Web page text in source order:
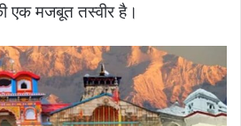
एक मजबूत तस्वीर है।